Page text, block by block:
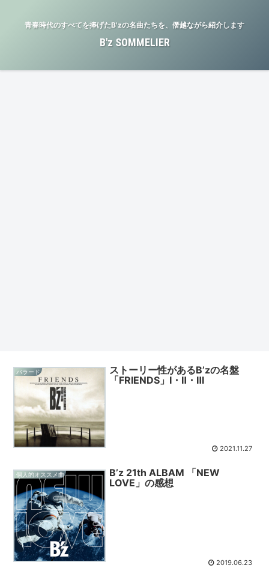
青春時代のすべてを捧げたB'zの名曲たちを、僭越ながら紹介します
B'z SOMMELIER
バラード
ストーリー性があるB’zの名盤
「FRIENDS」Ⅰ・Ⅱ・Ⅲ
2021.11.27
個人的オススメ曲
B’z 21th ALBAM 「NEW
LOVE」の感想
2019.06.23